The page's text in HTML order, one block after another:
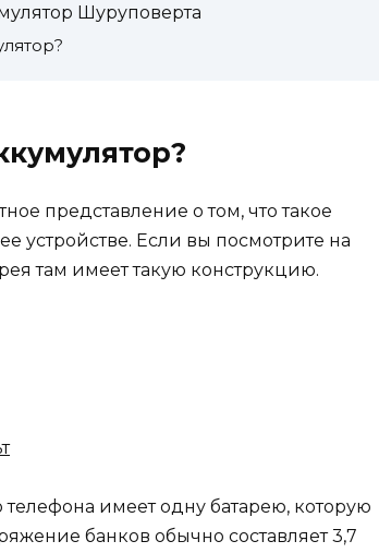
Шуруповерта
представление о том, что такое
устройстве. Если вы посмотрите на
там имеет такую ​​конструкцию.
имеет одну батарею, которую
банков обычно составляет 3,7